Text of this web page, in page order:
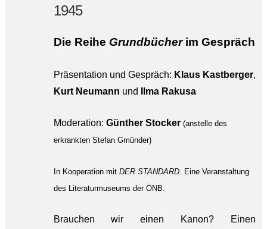
1945
Die Reihe Grundbücherim Gespräch
Präsentation und Gespräch: Klaus Kastberger,
Kurt Neumann und Ilma Rakusa
Moderation: Günther Stocker (anstelle des
erkrankten Stefan Gmünder)
In Kooperation mit DER STANDARD. Eine Veranstaltung
des Literaturmuseums der ÖNB.
Brauchen wir einen Kanon? Einen